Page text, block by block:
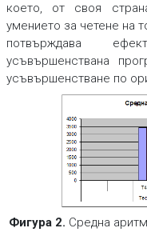
което, от своя
умението за четене на
потвърждава
усъвършенствана
усъвършенстване по
Фигура 2. Средна